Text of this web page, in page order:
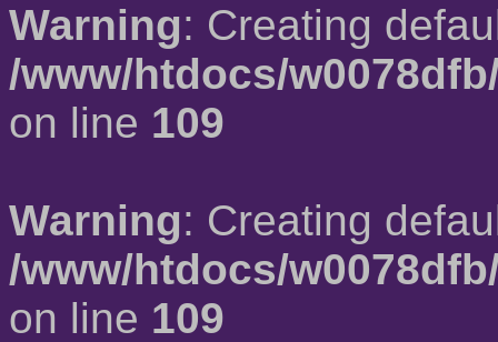
Warning: Creating
/www/htdocs/
on line 109
Warning: Creating
/www/htdocs/
on line 109